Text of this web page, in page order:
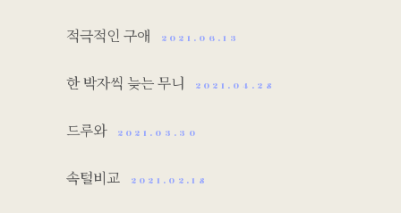
적극적인 구애 2021.06.13
한 박자씩 늦는 무니 2021.04.28
드루와 2021.03.30
속털비교 2021.02.18